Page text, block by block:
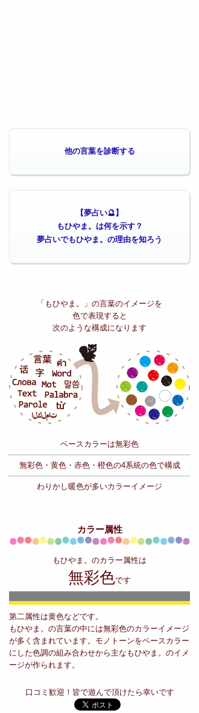
他の言葉を診断する
【夢占い🔮】
もひやま。は何を示す？
夢占いでもひやま。の理由を知ろう
「もひやま。」の言葉のイメージを
色で表現すると
次のような構成になります
ベースカラーは無彩色
無彩色・黄色・赤色・橙色の4系統の色で構成
わりかし暖色が多いカラーイメージ
カラー属性
もひやま。のカラー属性は
無彩色です
第二属性は黄色などです。
もひやま。の言葉の中には無彩色のカラーイメージ
が多く含まれています。モノトーンをベースカラー
にした色調の組み合わせから主なもひやま。のイメ
ージが作られます。
口コミ歓迎！皆で遊んで頂けたら幸いです